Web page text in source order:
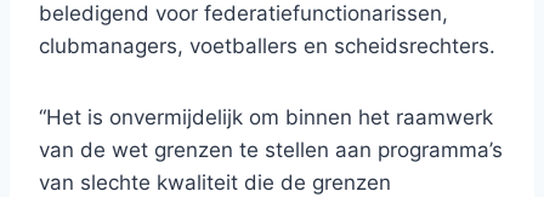
beledigend voor federatiefunctionarissen,
clubmanagers, voetballers en scheidsrechters.
“Het is onvermijdelijk om binnen het raamwerk
van de wet grenzen te stellen aan programma’s
van slechte kwaliteit die de grenzen